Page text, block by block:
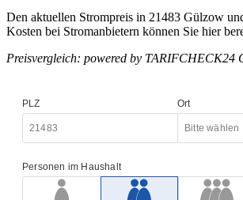
Den aktuellen Strompreis in 21483 Gülzow
Kosten bei Stromanbietern können Sie hier
Preisvergleich: powered by TARIFCHECK24